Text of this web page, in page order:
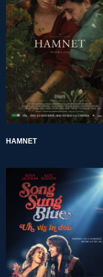
HAMNET